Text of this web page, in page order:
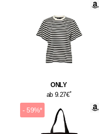
ONLY
ab 9.27€*
- 59%*